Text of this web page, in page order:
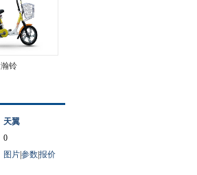
瀚铃
天翼
0
图片参数报价